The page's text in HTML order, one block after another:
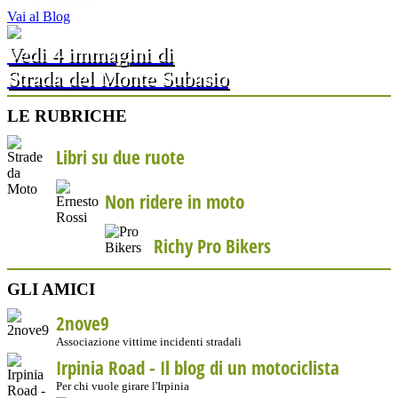
Vai al Blog
Vedi 4 immagini di
Strada del Monte Subasio
LE RUBRICHE
Libri su due ruote
Non ridere in moto
Richy Pro Bikers
GLI AMICI
2nove9
Associazione vittime incidenti stradali
Irpinia Road - Il blog di un motociclista
Per chi vuole girare l'Irpinia